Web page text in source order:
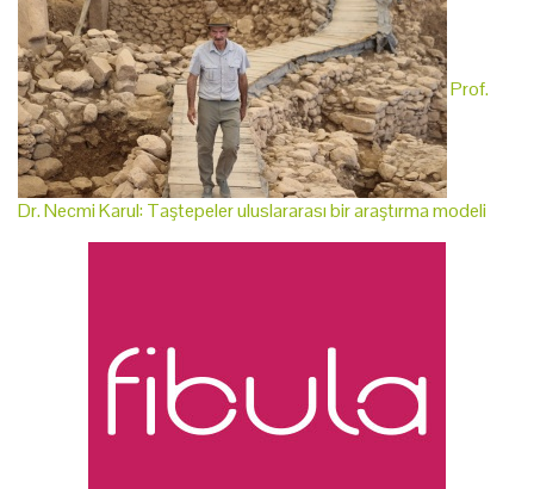
Prof.
Dr. Necmi Karul: Taştepeler uluslararası bir araştırma modeli